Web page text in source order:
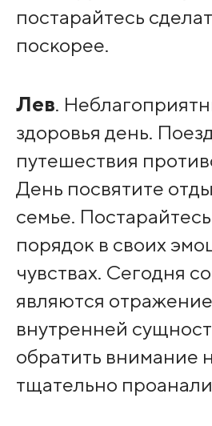
постарайтесь
поскорее.
Лев.
здоровья день.
путешествия
День посвятите
семье.
порядок в своих
чувствах. Сегодня
являются
внутренней
обратить внимание
тщательно